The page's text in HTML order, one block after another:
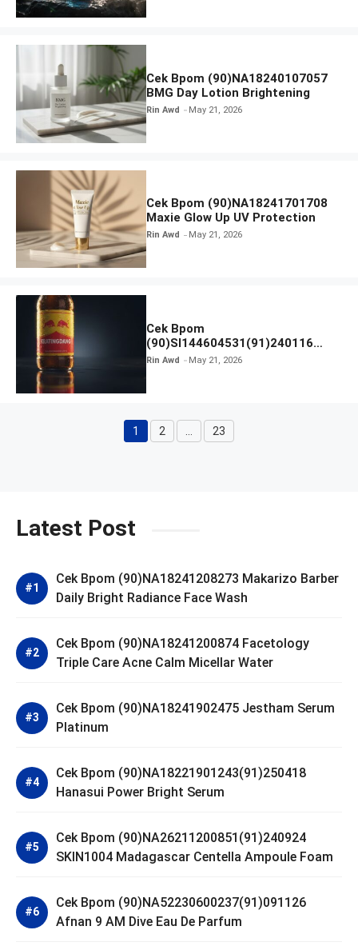
Cek Bpom (90)NA18240107057
BMG Day Lotion Brightening
Rin Awd May 21, 2026
Cek Bpom (90)NA18241701708
Maxie Glow Up UV Protection
Rin Awd May 21, 2026
Cek Bpom
(90)SI144604531(91)240116
Kratingdaeng Red Bull
Rin Awd May 21, 2026
Page
1 Page
2 Page
23
Latest Post
Cek Bpom (90)NA18241208273 Makarizo Barber
Daily Bright Radiance Face Wash
Cek Bpom (90)NA18241200874 Facetology
Triple Care Acne Calm Micellar Water
Cek Bpom (90)NA18241902475 Jestham Serum
Platinum
Cek Bpom (90)NA18221901243(91)250418
Hanasui Power Bright Serum
Cek Bpom (90)NA26211200851(91)240924
SKIN1004 Madagascar Centella Ampoule Foam
Cek Bpom (90)NA52230600237(91)091126
Afnan 9 AM Dive Eau De Parfum